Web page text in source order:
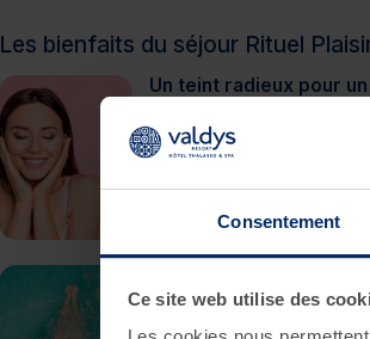
Consentement
Ce site web utilise des
Les bienfaits du séjour Rituel
Un teint radieux pour
anniversaire, est conçu
des produits riches en
attentions !
Avec un accès libre au
parenthèse bien-être en